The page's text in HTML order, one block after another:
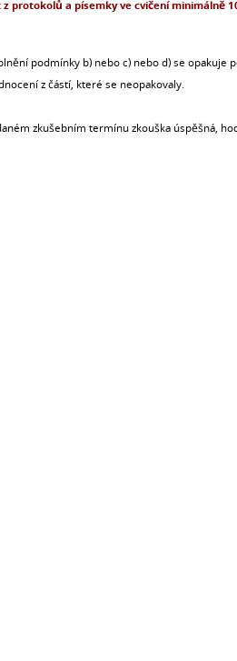
protokolů a písemky ve cvičení minimálně
podmínky b) nebo c) nebo d) se opakuje
z částí, které se neopakovaly.
zkušebním termínu zkouška úspěšná,